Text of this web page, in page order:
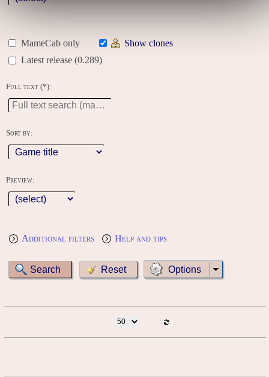
MameCab only
Show clones
Latest release (0.289)
Full text (*):
Sort by:
Preview:
Additional filters Help and tips
Options